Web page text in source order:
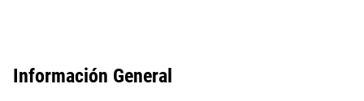
Información General